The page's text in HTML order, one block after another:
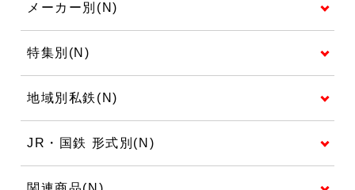
メーカー別(N)
特集別(N)
地域別私鉄(N)
JR・国鉄 形式別(N)